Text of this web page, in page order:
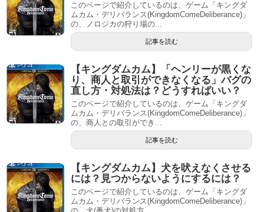
このページで紹介しているのは、ゲーム「キングダ
ムカム・デリバランス(KingdomComeDeliberance)」
の、ノロジカの狩り場の...
記事を読む
【キングダムカム】「ヘンリーが黒くな
り、商人と取引ができなくなる」バグの
直し方・対処法は？どうすればいい？
このページで紹介しているのは、ゲーム「キングダ
ムカム・デリバランス(KingdomComeDeliberance)」
の、商人との取引ができ...
記事を読む
【キングダムカム】犬を吠えなくさせる
には？見つからないようにするには？
このページで紹介しているのは、ゲーム「キングダ
ムカム・デリバランス(KingdomComeDeliberance)」